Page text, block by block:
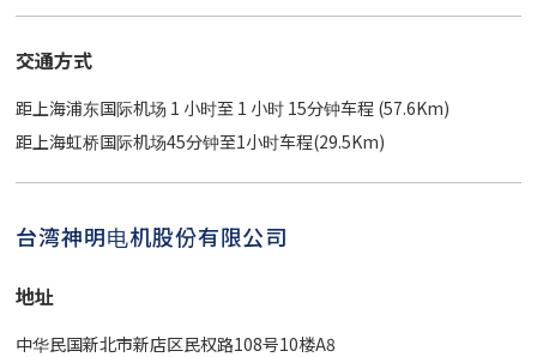
交通方式
距上海浦东国际机场 1 小时至 1 小时 15分钟车程 (57.6Km)
距上海虹桥国际机场45分钟至1小时车程(29.5Km)
台湾神明电机股份有限公司
地址
中华民国新北市新店区民权路108号10楼A8